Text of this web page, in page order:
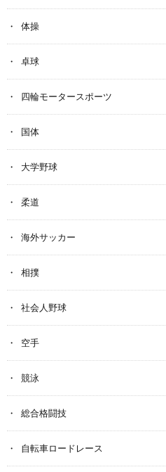
体操
卓球
四輪モータースポーツ
国体
大学野球
柔道
海外サッカー
相撲
社会人野球
空手
競泳
総合格闘技
自転車ロードレース